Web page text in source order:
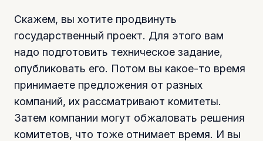
Скажем, вы хотите продвинуть
государственный проект. Для этого вам
надо подготовить техническое задание,
опубликовать его. Потом вы какое-то время
принимаете предложения от разных
компаний, их рассматривают комитеты.
Затем компании могут обжаловать решения
комитетов, что тоже отнимает время. И вы